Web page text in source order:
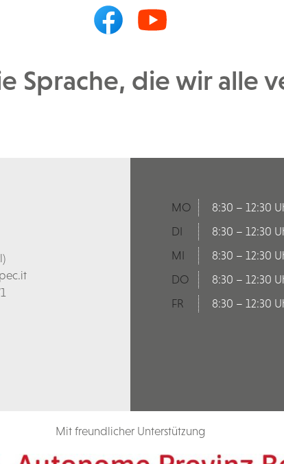
Sprache, die wir alle
MO
8:30 – 12:30
DI
8:30 – 12:30
MI
8:30 – 12:30
DO
8:30 – 12:30
FR
8:30 – 12:30
Mit freundlicher Unterstützung